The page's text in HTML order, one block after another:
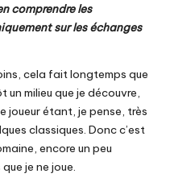
comprendre les
sur les échanges
cela fait longtemps que
un milieu que je découvre,
joueur étant, je pense, très
classiques. Donc c’est
encore un peu
je ne joue.